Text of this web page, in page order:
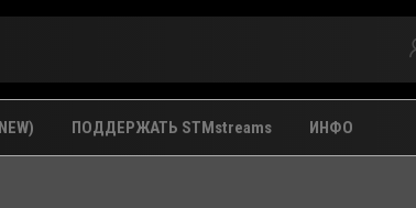
ПОДДЕРЖАТЬ STMstreams ИНФО